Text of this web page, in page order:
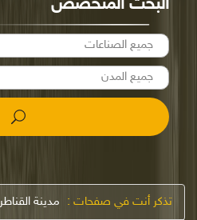
البحث المتخصص
تذكر أنت في صفحات : مدينة القناطر